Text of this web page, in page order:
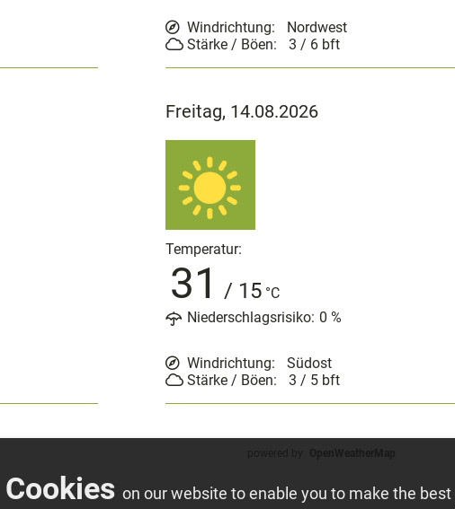
Stärke / Böen: 3 / 6 bft
Windrichtung: Nordwest
Freitag, 14.08.2026
Temperatur:
31 / 15 °C
Niederschlagsrisiko: 0 %
Stärke / Böen: 3 / 5 bft
Windrichtung: Südost
on our website to enable you to make the